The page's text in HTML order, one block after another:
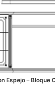
Espejo – Bloque